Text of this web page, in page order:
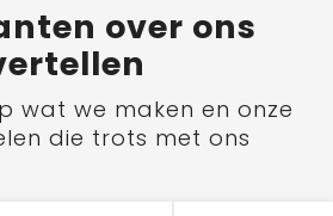
over ons
wat we maken en onze
die trots met ons